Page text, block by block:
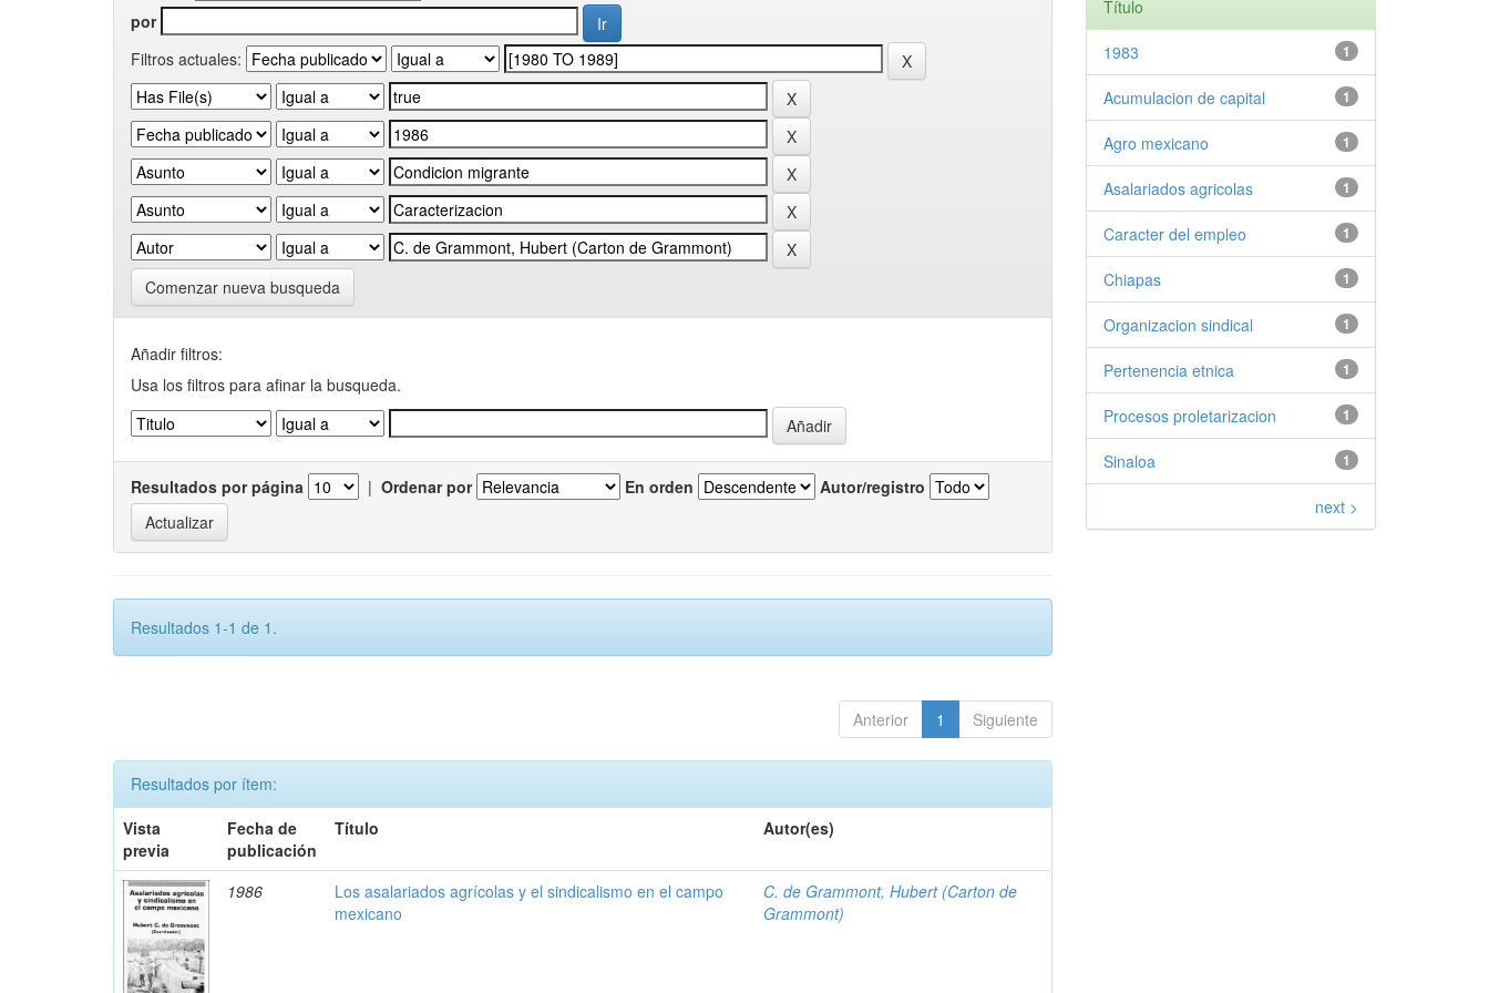
por
Filtros actuales:
Comenzar nueva busqueda
Añadir filtros:
Usa los filtros para afinar la busqueda.
Resultados por página | Ordenar por En orden Autor/registro
Resultados 1-1 de 1.
Anterior 1 Siguiente
Resultados por ítem:
Vista
previa
Fecha de
publicación
Título Autor(es)
1986
Los asalariados agrícolas y el sindicalismo en el campo
mexicano
C. de Grammont, Hubert (Carton de
Grammont)
Título
1
1983
1
Acumulacion de capital
1
Agro mexicano
1
Asalariados agricolas
1
Caracter del empleo
1
Chiapas
1
Organizacion sindical
1
Pertenencia etnica
1
Procesos proletarizacion
1
Sinaloa
next >